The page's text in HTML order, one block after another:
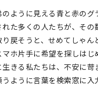
のように見える青と赤のグ
れた多くの人たちが、その
戻そうと、せめてしゃん
マホ片手に希望を探しはじ
きる私たちは、不安に苛
ように言葉を検索窓に入